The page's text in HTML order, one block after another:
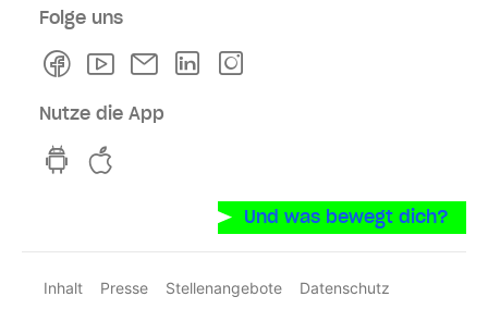
Folge uns
FacebookYoutubeNewsletterLinkedln
Nutze die App
hvv switch App auf GooglePlay
Und was bewegt dich?
Inhalt Presse Stellenangebote
Datenschutz